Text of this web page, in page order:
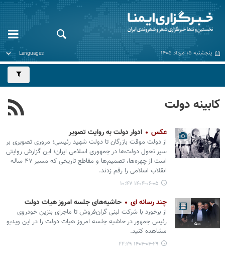
پنجشنبه ۱۵ مرداد ۱۴۰۵
کابینه دولت
عکس ادوار دولت به روایت تصویر
از دولت موقت بازرگان تا دولت شهید رئیسی؛ مروری تصویری بر
سیر تحول دولت‌ها در جمهوری اسلامی ایران؛ این گزارش روایتی
است از چهره‌ها، تصمیم‌ها و مقاطع تاریخی که مسیر ۴۷ ساله
انقلاب اسلامی را رقم زدند.
۱۴۰۴-۰۶-۰۵ ۱۰:۴۷
چند رسانه ای حاشیه‌های جلسه امروز هیات دولت
از برخورد با شرکت لبنی گران‌فروش تا ماجرای بنزین خودروی
رئیس جمهور در حاشیه جلسه امروز هیات دولت را در این ویدیو
مشاهده کنید.
۱۴۰۴-۰۴-۲۹ ۲۲:۲۹